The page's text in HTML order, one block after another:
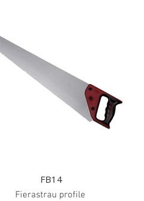
FB14
Fierastrau profile